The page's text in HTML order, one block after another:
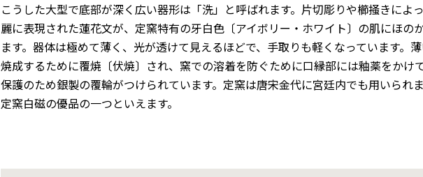
こうした大型で底部が深く広い器形は「洗」と呼ばれます。片切彫りや櫛掻きによ
麗に表現された蓮花文が、定窯特有の牙白色〔アイボリー・ホワイト〕の肌にほの
ます。器体は極めて薄く、光が透けて見えるほどで、手取りも軽くなっています。
焼成するために覆焼〔伏焼〕され、窯での溶着を防ぐために口縁部には釉薬をかけ
保護のため銀製の覆輪がつけられています。定窯は唐宋金代に宮廷内でも用いられ
定窯白磁の優品の一つといえます。